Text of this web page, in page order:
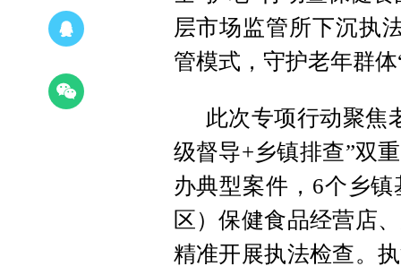
层市场监管所下沉执
管模式，守护老年群
此次专项行动聚焦
级督导+乡镇排查”双
办典型案件，6个乡
区）保健食品经营店
精准开展执法检查。